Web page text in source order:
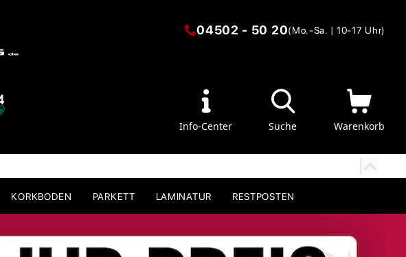
04502 - 50 20(Mo.-Sa. | 10-17 Uhr)
Info-Center Suche Warenkorb
KORKBODEN PARKETT LAMINATUR RESTPOSTEN